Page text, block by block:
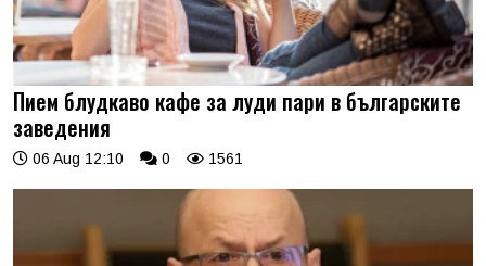
Пием блудкаво кафе за луди пари в българските
заведения
06 Aug 12:10 0 1561